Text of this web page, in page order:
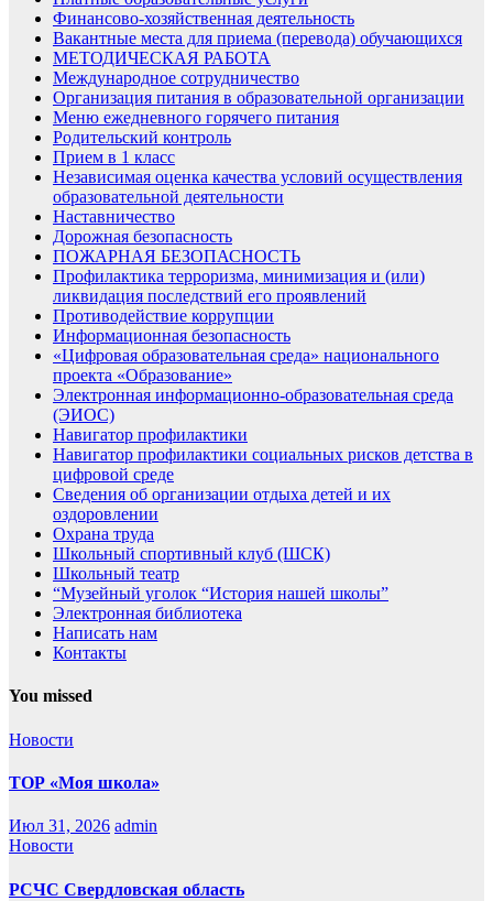
Финансово-хозяйственная деятельность
Вакантные места для приема (перевода) обучающихся
МЕТОДИЧЕСКАЯ РАБОТА
Международное сотрудничество
Организация питания в образовательной организации
Меню ежедневного горячего питания
Родительский контроль
Прием в 1 класс
Независимая оценка качества условий осуществления
образовательной деятельности
Наставничество
Дорожная безопасность
ПОЖАРНАЯ БЕЗОПАСНОСТЬ
Профилактика терроризма, минимизация и (или)
ликвидация последствий его проявлений
Противодействие коррупции
Информационная безопасность
«Цифровая образовательная среда» национального
проекта «Образование»
Электронная информационно-образовательная среда
(ЭИОС)
Навигатор профилактики
Навигатор профилактики социальных рисков детства в
цифровой среде
Сведения об организации отдыха детей и их
оздоровлении
Охрана труда
Школьный спортивный клуб (ШСК)
Школьный театр
“Музейный уголок “История нашей школы”
Электронная библиотека
Написать нам
Контакты
You missed
Новости
ТОР «Моя школа»
Июл 31, 2026 admin
Новости
РСЧС Свердловская область